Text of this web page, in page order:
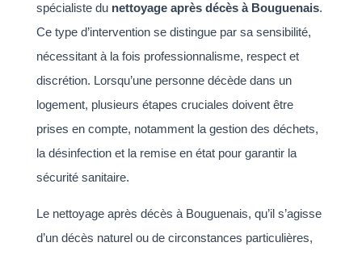
spécialiste du nettoyage après décès à Bouguenais.
Ce type d’intervention se distingue par sa sensibilité,
nécessitant à la fois professionnalisme, respect et
discrétion. Lorsqu’une personne décède dans un
logement, plusieurs étapes cruciales doivent être
prises en compte, notamment la gestion des déchets,
la désinfection et la remise en état pour garantir la
sécurité sanitaire.
Le nettoyage après décès à Bouguenais, qu’il s’agisse
d’un décès naturel ou de circonstances particulières,